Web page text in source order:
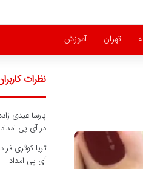
تهران آموزش
نظرات
پارسا عیدی
در آی پی امداد
ثریا کوثری فر
آی پی امداد